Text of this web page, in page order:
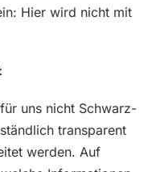
Hier wird nicht mit
uns nicht Schwarz-
transparent
werden. Auf